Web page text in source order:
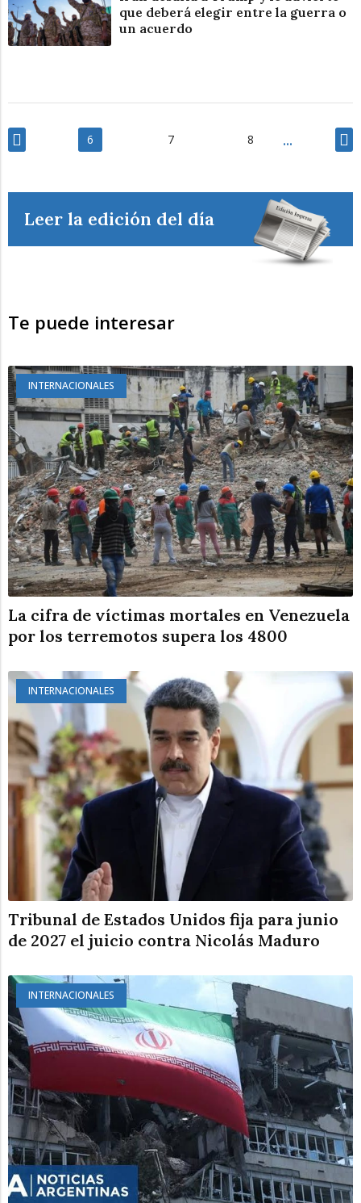
que deberá elegir entre la guerra o
un acuerdo
6 7 8
Leer la edición del día
Te puede interesar
INTERNACIONALES
La cifra de víctimas mortales en Venezuela
por los terremotos supera los 4800
INTERNACIONALES
Tribunal de Estados Unidos fija para junio
de 2027 el juicio contra Nicolás Maduro
INTERNACIONALES